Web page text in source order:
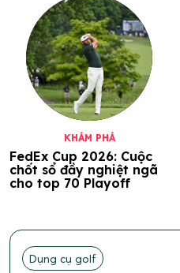
KHÁM PHÁ
FedEx Cup 2026: Cuộc
chốt sổ đầy nghiệt ngã
cho top 70 Playoff
Dụng cụ golf